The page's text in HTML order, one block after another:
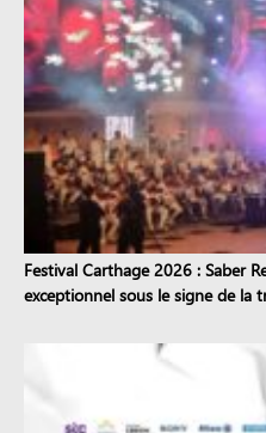
Festival Carthage 2026 : Saber
exceptionnel sous le signe de la